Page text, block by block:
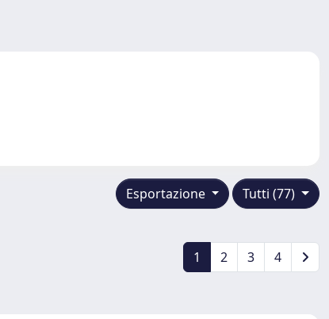
Tutti (77)
Esportazione
1 2 3 4